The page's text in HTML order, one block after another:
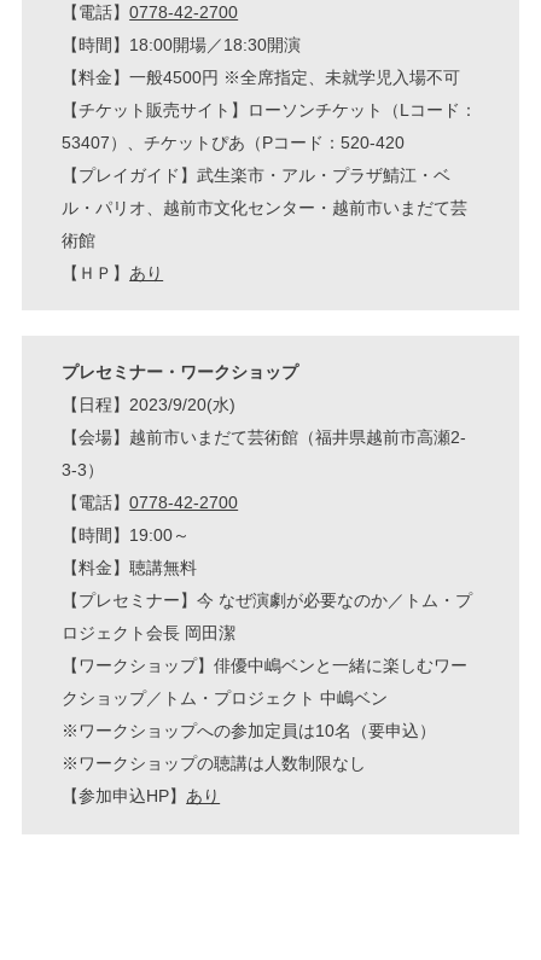
【電話】0778-42-2700
【時間】18:00開場／18:30開演
【料金】一般4500円 ※全席指定、未就学児入場不可
【チケット販売サイト】ローソンチケット（Lコード：
53407）、チケットぴあ（Pコード：520-420
【プレイガイド】武生楽市・アル・プラザ鯖江・ベ
ル・パリオ、越前市文化センター・越前市いまだて芸
術館
【ＨＰ】 あり
プレセミナー・ワークショップ
【日程】2023/9/20(水)
【会場】越前市いまだて芸術館（福井県越前市高瀬2-
3-3）
【電話】0778-42-2700
【時間】19:00～
【料金】聴講無料
【プレセミナー】今 なぜ演劇が必要なのか／トム・プ
ロジェクト会長 岡田潔
【ワークショップ】俳優中嶋ベンと一緒に楽しむワー
クショップ／トム・プロジェクト 中嶋ベン
※ワークショップへの参加定員は10名（要申込）
※ワークショップの聴講は人数制限なし
【参加申込HP】あり